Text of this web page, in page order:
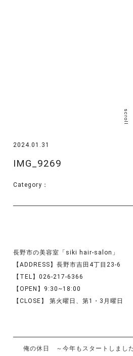
scroll
2024.01.31
IMG_9269
Category：
長野市の美容室「siki hair-salon」
【ADDRESS】長野市吉田4丁目23-6
【TEL】026-217-6366
【OPEN】9:30~18:00
【CLOSE】 第火曜日、第1・3月曜日
俺の休日 ～今年もスタートしまし